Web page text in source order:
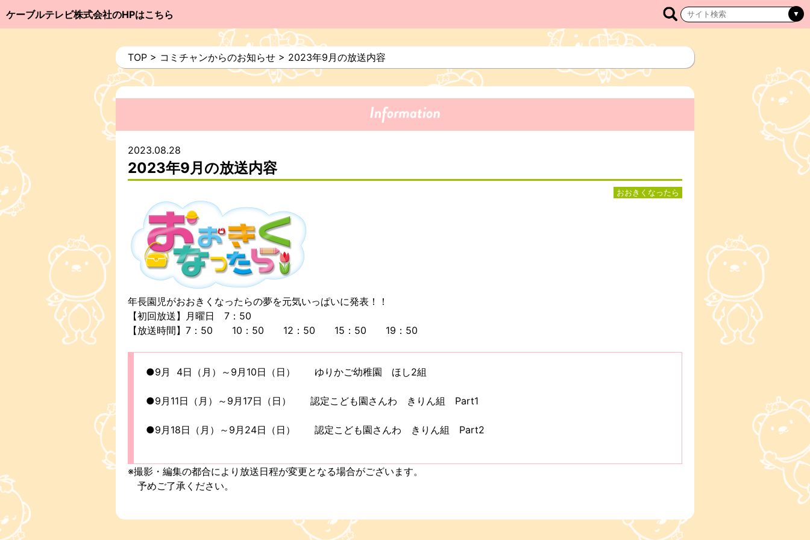
ケーブルテレビ株式会社のHPはこちら
TOP > コミチャンからのお知らせ > 2023年9月の放送内容
2023.08.28
2023年9月の放送内容
おおきくなったら
年長園児がおおきくなったらの夢を元気いっぱいに発表！！
【初回放送】月曜日 7：50
【放送時間】7：50 10：50 12：50 15：50 19：50
●9月 4日（月）～9月10日（日） ゆりかご幼稚園 ほし2組
●9月11日（月）～9月17日（日） 認定こども園さんわ きりん組 Part1
●9月18日（月）～9月24日（日） 認定こども園さんわ きりん組 Part2
※撮影・編集の都合により放送日程が変更となる場合がございます。
予めご了承ください。